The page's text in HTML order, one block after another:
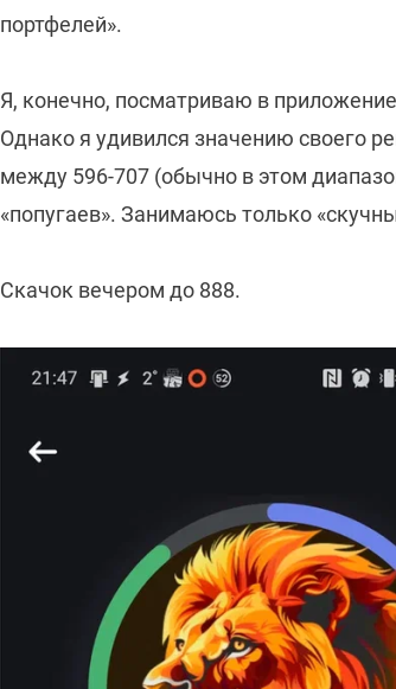
портфелей».
Я, конечно, посматриваю в
Однако я удивился значению своего
между 596-707 (обычно в этом
«попугаев». Занимаюсь только
Скачок вечером до 888.